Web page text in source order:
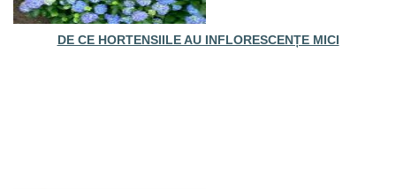
DE CE HORTENSIILE AU INFLORESCENȚE MICI